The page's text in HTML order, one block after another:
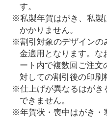
す。
※私製年賀はがき、私製
かかりません。
※割引対象のデザインの
金適用となります。な
ート内で複数回ご注文
対しての割引後の印刷
※仕上げが異なるはがき
できません。
※年賀状・喪中はがき・